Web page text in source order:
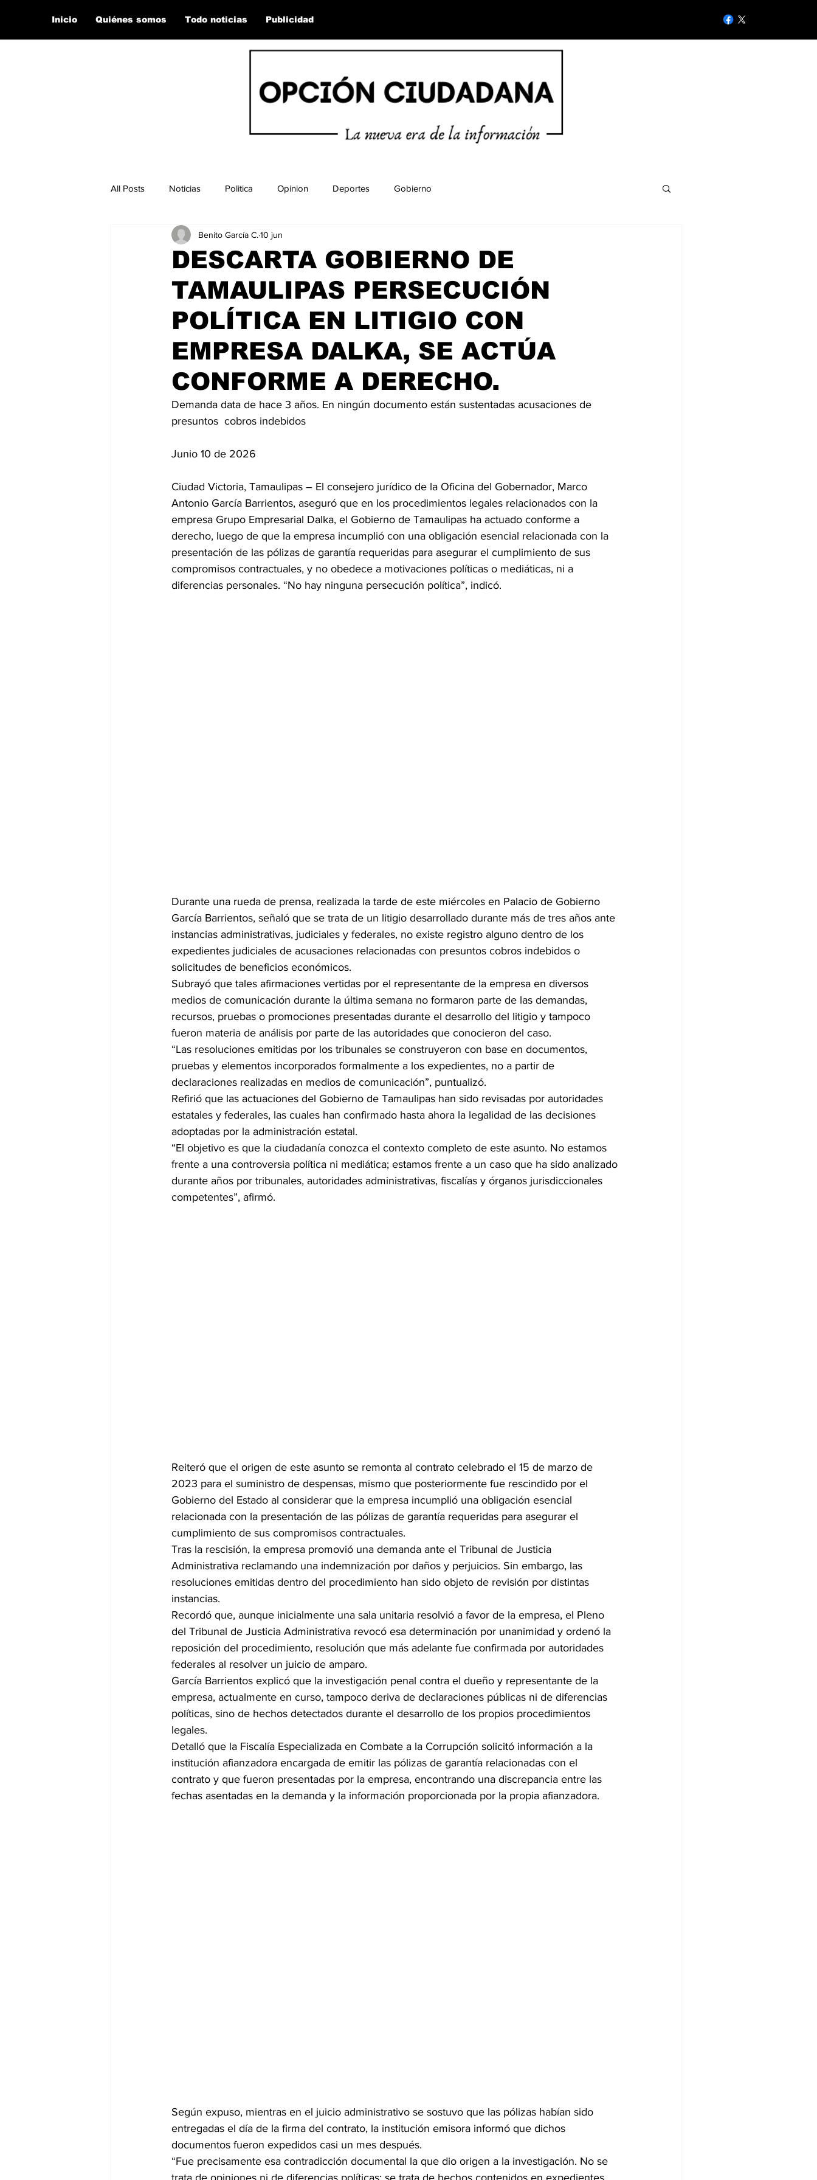
Inicio Quiénes somos Todo noticias Publicidad
All Posts Noticias Politica Opinion Deportes Gobierno
DESCARTA GOBIERNO DE
TAMAULIPAS PERSECUCIÓN
POLÍTICA EN LITIGIO CON
EMPRESA DALKA, SE ACTÚA
CONFORME A DERECHO.
Benito García C. 10 jun
Demanda data de hace 3 años. En ningún documento están sustentadas acusaciones de
presuntos  cobros indebidos
Junio 10 de 2026
Ciudad Victoria, Tamaulipas – El consejero jurídico de la Oficina del Gobernador, Marco
Antonio García Barrientos, aseguró que en los procedimientos legales relacionados con la
empresa Grupo Empresarial Dalka, el Gobierno de Tamaulipas ha actuado conforme a
derecho, luego de que la empresa incumplió con una obligación esencial relacionada con la
presentación de las pólizas de garantía requeridas para asegurar el cumplimiento de sus
compromisos contractuales, y no obedece a motivaciones políticas o mediáticas, ni a
diferencias personales. “No hay ninguna persecución política”, indicó.
Durante una rueda de prensa, realizada la tarde de este miércoles en Palacio de Gobierno
García Barrientos, señaló que se trata de un litigio desarrollado durante más de tres años ante
instancias administrativas, judiciales y federales, no existe registro alguno dentro de los
expedientes judiciales de acusaciones relacionadas con presuntos cobros indebidos o
solicitudes de beneficios económicos.
Subrayó que tales afirmaciones vertidas por el representante de la empresa en diversos
medios de comunicación durante la última semana no formaron parte de las demandas,
recursos, pruebas o promociones presentadas durante el desarrollo del litigio y tampoco
fueron materia de análisis por parte de las autoridades que conocieron del caso.
“Las resoluciones emitidas por los tribunales se construyeron con base en documentos,
pruebas y elementos incorporados formalmente a los expedientes, no a partir de
declaraciones realizadas en medios de comunicación”, puntualizó.
Refirió que las actuaciones del Gobierno de Tamaulipas han sido revisadas por autoridades
estatales y federales, las cuales han confirmado hasta ahora la legalidad de las decisiones
adoptadas por la administración estatal.
“El objetivo es que la ciudadanía conozca el contexto completo de este asunto. No estamos
frente a una controversia política ni mediática; estamos frente a un caso que ha sido analizado
durante años por tribunales, autoridades administrativas, fiscalías y órganos jurisdiccionales
competentes”, afirmó.
Reiteró que el origen de este asunto se remonta al contrato celebrado el 15 de marzo de
2023 para el suministro de despensas, mismo que posteriormente fue rescindido por el
Gobierno del Estado al considerar que la empresa incumplió una obligación esencial
relacionada con la presentación de las pólizas de garantía requeridas para asegurar el
cumplimiento de sus compromisos contractuales.
Tras la rescisión, la empresa promovió una demanda ante el Tribunal de Justicia
Administrativa reclamando una indemnización por daños y perjuicios. Sin embargo, las
resoluciones emitidas dentro del procedimiento han sido objeto de revisión por distintas
instancias.
Recordó que, aunque inicialmente una sala unitaria resolvió a favor de la empresa, el Pleno
del Tribunal de Justicia Administrativa revocó esa determinación por unanimidad y ordenó la
reposición del procedimiento, resolución que más adelante fue confirmada por autoridades
federales al resolver un juicio de amparo.
García Barrientos explicó que la investigación penal contra el dueño y representante de la
empresa, actualmente en curso, tampoco deriva de declaraciones públicas ni de diferencias
políticas, sino de hechos detectados durante el desarrollo de los propios procedimientos
legales.
Detalló que la Fiscalía Especializada en Combate a la Corrupción solicitó información a la
institución afianzadora encargada de emitir las pólizas de garantía relacionadas con el
contrato y que fueron presentadas por la empresa, encontrando una discrepancia entre las
fechas asentadas en la demanda y la información proporcionada por la propia afianzadora.
Según expuso, mientras en el juicio administrativo se sostuvo que las pólizas habían sido
entregadas el día de la firma del contrato, la institución emisora informó que dichos
documentos fueron expedidos casi un mes después.
“Fue precisamente esa contradicción documental la que dio origen a la investigación. No se
trata de opiniones ni de diferencias políticas; se trata de hechos contenidos en expedientes